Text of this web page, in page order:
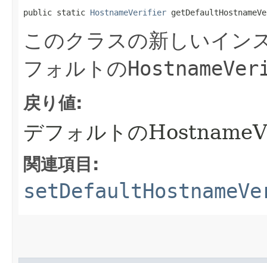
public static HostnameVerifier
このクラスの新しいイン
フォルトの
戻り値:
デフォルトの
関連項目: